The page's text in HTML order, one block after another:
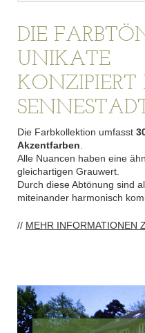
DIE
UNIKATE
KONZIPIERT
Die Farbkollektion umfasst
Akzentfarben
Alle Nuancen haben eine
gleichartigen Grauwert.
Durch diese Abtönung sind
miteinander harmonisch
// MEHR INFORMATIONEN